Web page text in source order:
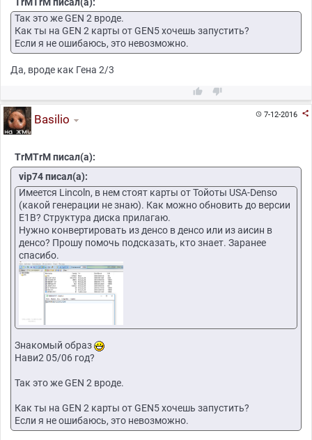
Так это же GEN 2 вроде.
Как ты на GEN 2 карты от GEN5 хочешь запустить?
Если я не ошибаюсь, это невозможно.
Да, вроде как Гена 2/3
 
7-12-2016 
Basilio
TrMTrM писал(а):
vip74 писал(а):
Имеется Lincoln, в нем стоят карты от Тойоты USA-Denso
(какой генерации не знаю). Как можно обновить до версии
E1B? Структура диска прилагаю.
Нужно конвертировать из денсо в денсо или из аисин в
денсо? Прошу помочь подсказать, кто знает. Заранее
спасибо.
Знакомый образ
Нави2 05/06 год?
Так это же GEN 2 вроде.
Как ты на GEN 2 карты от GEN5 хочешь запустить?
Если я не ошибаюсь, это невозможно.